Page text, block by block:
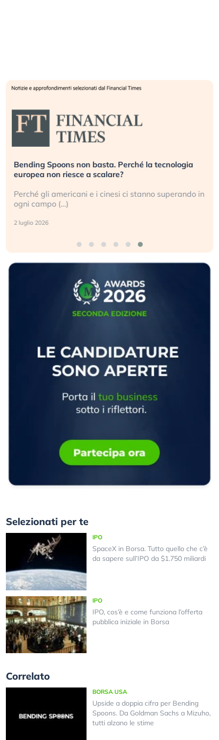
Bending Spoons non basta. Perché la tecnologia
europea non riesce a scalare?
Perché gli americani e i cinesi ci stanno superando in
ogni campo (…)
2 luglio 2026
Selezionati per te
IPO
SpaceX in Borsa. Tutto quello che c’è
da sapere sull’IPO da $1.750 miliardi
IPO
IPO, cos’è e come funziona l’offerta
pubblica iniziale in Borsa
Correlato
BORSA USA
Upside a doppia cifra per Bending
Spoons. Da Goldman Sachs a Mizuho,
tutti alzano le stime